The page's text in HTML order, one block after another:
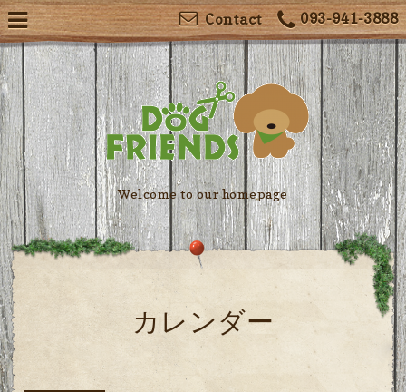
093-941-3888
Contact
Welcome to our homepage
カレンダー